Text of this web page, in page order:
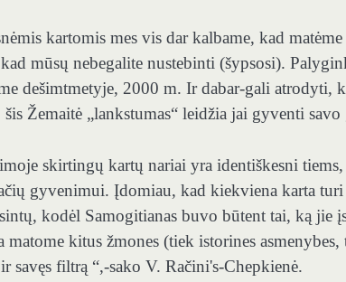
kartomis mes vis dar kalbame, kad
mūsų nebegalite nustebinti (šypsosi).
dešimtmetyje, 2000 m. Ir dabar-gali atrodyti,
Žemaitė „lankstumas“ leidžia jai gyventi
skirtingų kartų nariai yra identiškesni
gyvenimui. Įdomiau, kad kiekviena karta
kodėl Samogitianas buvo būtent tai, ką jie
matome kitus žmones (tiek istorines
savęs filtrą “,-sako V. Račini's-Chepkienė.